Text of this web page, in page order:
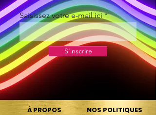
Saisissez votre e-mail ici
S'inscrire
À PROPOS
NOS POLITIQUES